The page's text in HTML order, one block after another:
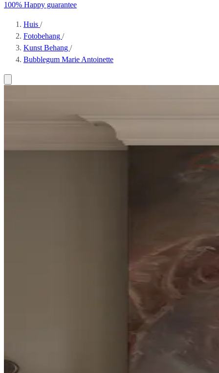
100% Happy guarantee
Huis /
Fotobehang /
Kunst Behang /
Bubblegum Marie Antoinette